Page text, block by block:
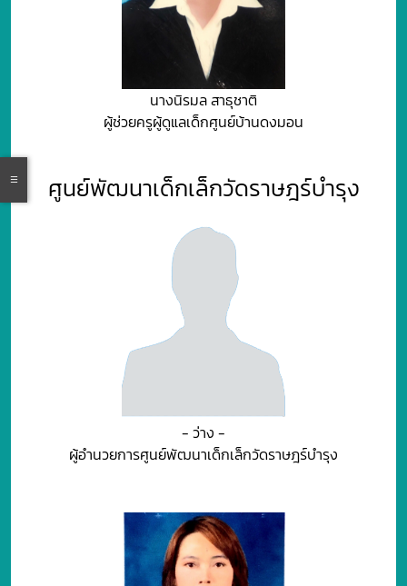
นางนิรมล สาธุชาติ
ผู้ช่วยครูผู้ดูแลเด็กศูนย์บ้านดงมอน
ศูนย์พัฒนาเด็กเล็กวัดราษฎร์บำรุง
- ว่าง -
ผู้อำนวยการศูนย์พัฒนาเด็กเล็กวัดราษฎร์บำรุง